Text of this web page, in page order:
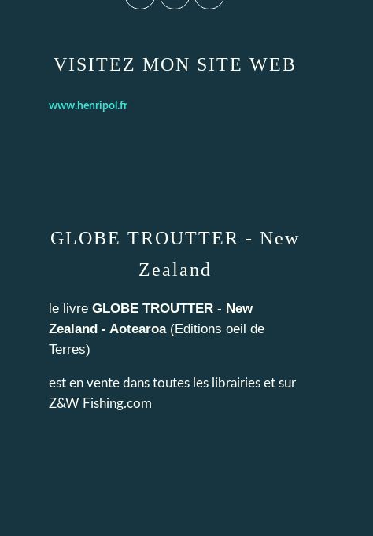
VISITEZ MON SITE WEB
www.henripol.fr
GLOBE TROUTTER - New
Zealand
le livre GLOBE TROUTTER - New
Zealand - Aotearoa(Editions oeil de
Terres)
est en vente dans toutes les librairies et sur
Z&W Fishing.com